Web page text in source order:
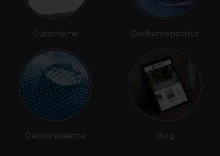
Gutscheine
Deckenwäsche
Deckenreparatur
Blog